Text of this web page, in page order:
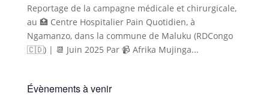
Reportage de la campagne médicale et chirurgicale,
au 🏥 Centre Hospitalier Pain Quotidien, à
Ngamanzo, dans la commune de Maluku (RDCongo
🇨🇩) | 📆 Juin 2025 Par 📹 Afrika Mujinga...
Évènements à venir